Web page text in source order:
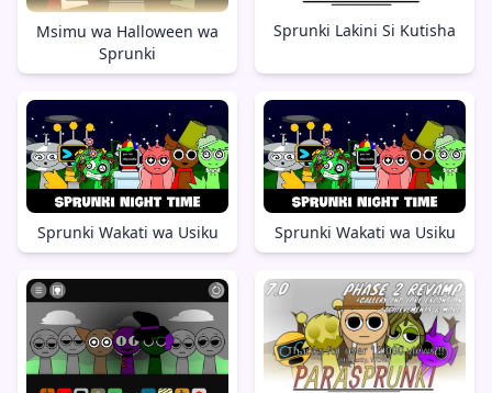
Msimu wa Halloween wa
Sprunki
Sprunki Lakini Si Kutisha
Sprunki Wakati wa Usiku Sprunki Wakati wa Usiku